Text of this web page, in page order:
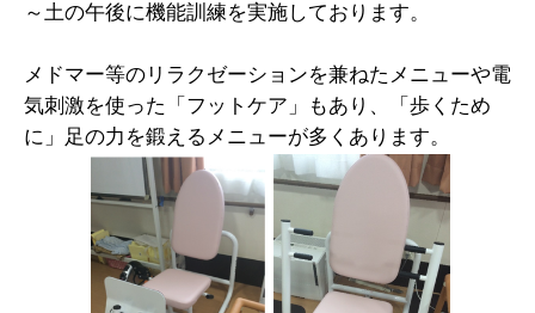
～土の午後に機能訓練を実施しております。
メドマー等のリラクゼーションを兼ねたメニューや電
気刺激を使った「フットケア」もあり、「歩くため
に」足の力を鍛えるメニューが多くあります。